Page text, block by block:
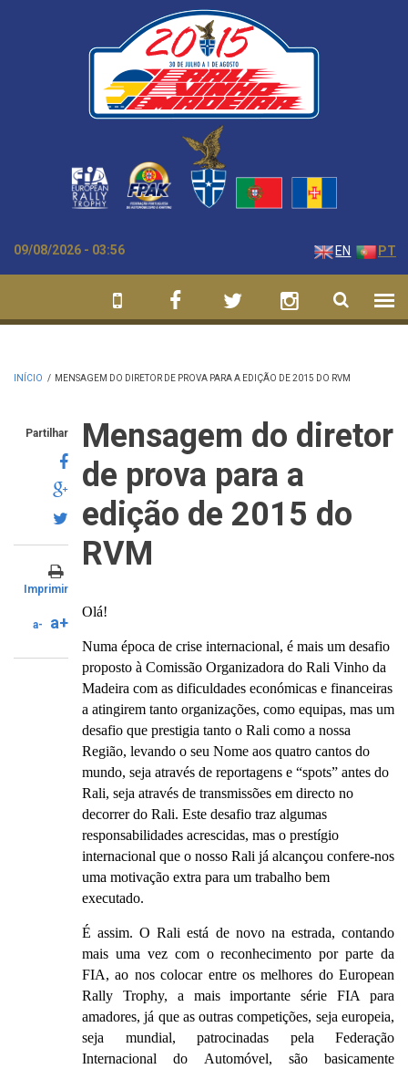
Passar para o conteúdo principal
09/08/2026 - 03:56 EN PT
INÍCIO / MENSAGEM DO DIRETOR DE PROVA PARA A EDIÇÃO DE 2015 DO RVM
Partilhar
Imprimir
a- a+
Mensagem do diretor
de prova para a
edição de 2015 do
RVM
Olá!
Numa época de crise internacional, é mais um desafio
proposto à Comissão Organizadora do Rali Vinho da
Madeira com as dificuldades económicas e financeiras
a atingirem tanto organizações, como equipas, mas um
desafio que prestigia tanto o Rali como a nossa
Região, levando o seu Nome aos quatro cantos do
mundo, seja através de reportagens e “spots” antes do
Rali, seja através de transmissões em directo no
decorrer do Rali. Este desafio traz algumas
responsabilidades acrescidas, mas o prestígio
internacional que o nosso Rali já alcançou confere-nos
uma motivação extra para um trabalho bem
executado.
É assim. O Rali está de novo na estrada, contando
mais uma vez com o reconhecimento por parte da
FIA, ao nos colocar entre os melhores do European
Rally Trophy, a mais importante série FIA para
amadores, já que as outras competições, seja europeia,
seja mundial, patrocinadas pela Federação
Internacional do Automóvel, são basicamente